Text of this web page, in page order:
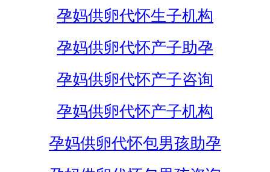
孕妈供卵代怀生子机构
孕妈供卵代怀产子助孕
孕妈供卵代怀产子咨询
孕妈供卵代怀产子机构
孕妈供卵代怀包男孩助孕